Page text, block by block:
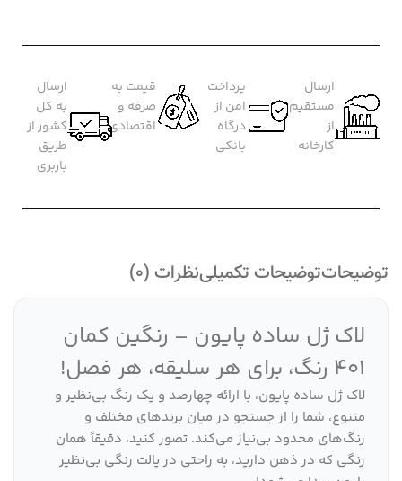
ارسال
مستقیم
از
کارخانه
پرداخت
امن از
درگاه
بانکی
قیمت به
صرفه و
اقتصادی
ارسال
به کل
کشور از
طریق
باربری
توضیحاتتوضیحات تکمیلینظرات (0)
لاک ژل ساده پایون – رنگین کمان
401 رنگ، برای هر سلیقه، هر فصل!
لاک ژل ساده پایون، با ارائه چهارصد و یک رنگ بی‌نظیر و
متنوع، شما را از جستجو در میان برندهای مختلف و
رنگ‌های محدود بی‌نیاز می‌کند. تصور کنید، دقیقاً همان
رنگی که در ذهن دارید، به راحتی در پالت رنگی بی‌نظیر